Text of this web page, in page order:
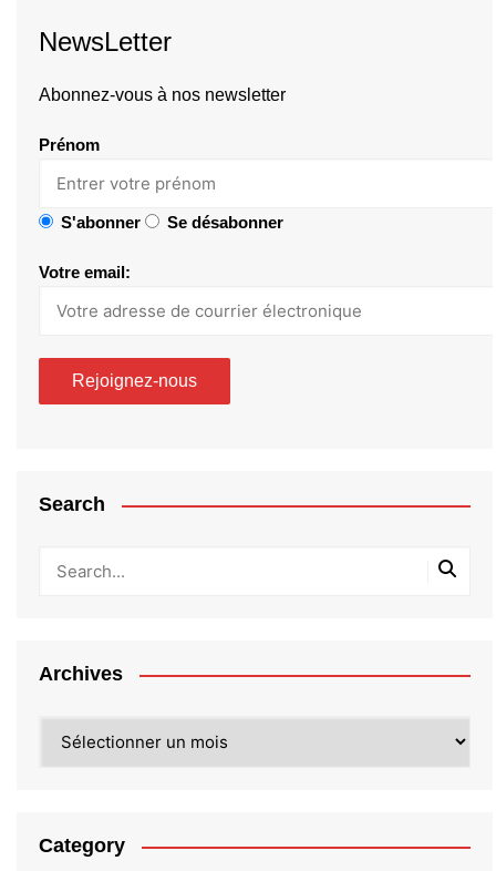
NewsLetter
Abonnez-vous à nos newsletter
Prénom
S'abonner Se désabonner
Votre email:
Search
Archives
Category